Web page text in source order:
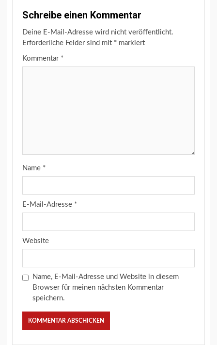
Schreibe einen Kommentar
Deine E-Mail-Adresse wird nicht veröffentlicht.
Erforderliche Felder sind mit * markiert
Kommentar *
Name *
E-Mail-Adresse *
Website
Name, E-Mail-Adresse und Website in diesem
Browser für meinen nächsten Kommentar
speichern.